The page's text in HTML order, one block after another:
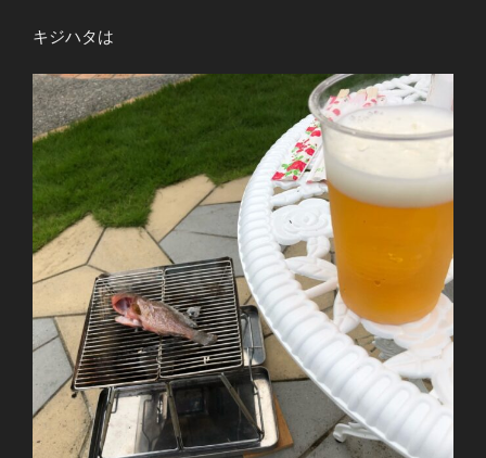
キジハタは